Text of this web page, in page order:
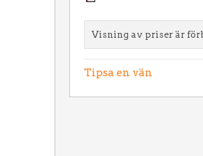
Visning av priser är
Tipsa en vän